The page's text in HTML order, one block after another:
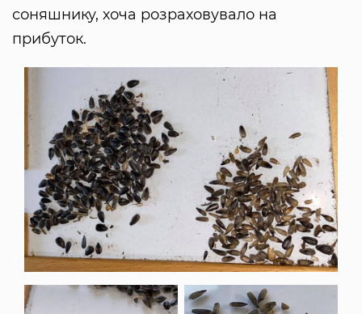
соняшнику, хоча розраховувало на
прибуток.